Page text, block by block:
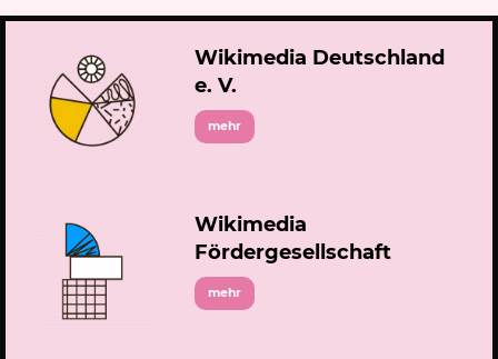
Wikimedia Deutschland
e. V.
mehr
Wikimedia
Fördergesellschaft
mehr